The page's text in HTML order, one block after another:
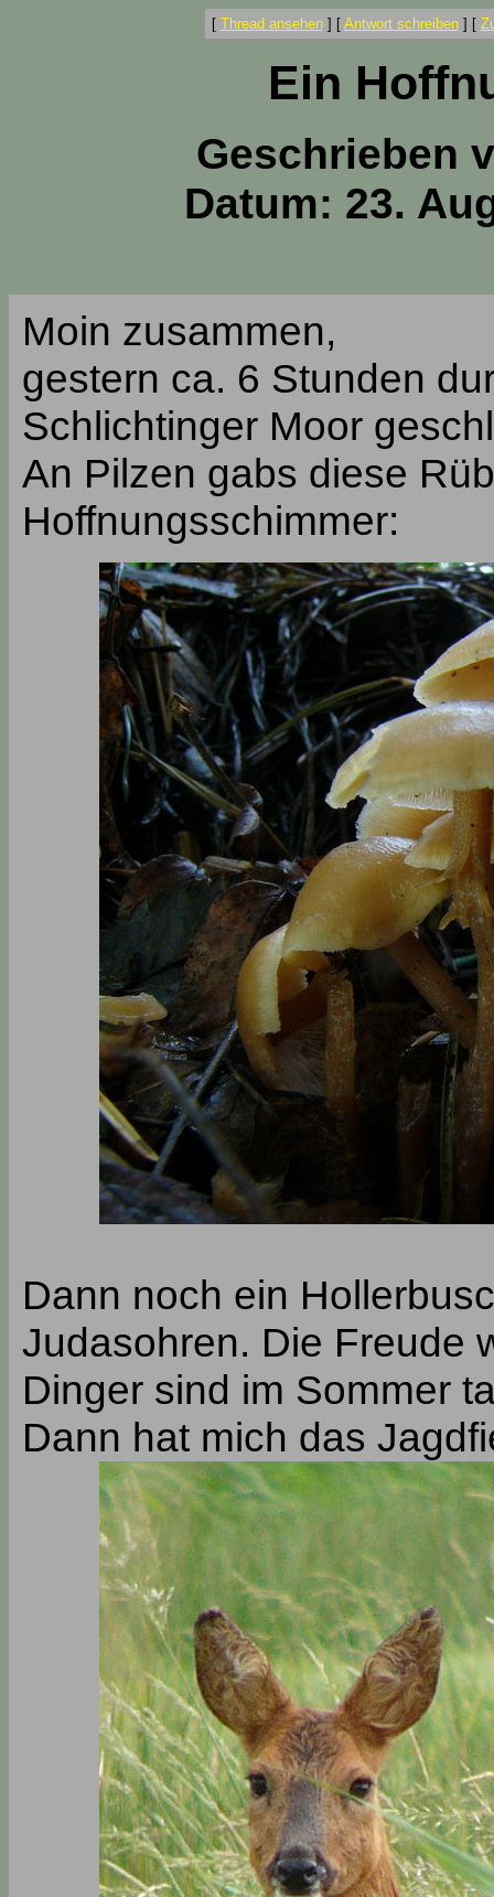
[ Thread ansehen] [ Antwort schreiben] [
Ein
Geschrieben
Datum: 23.
Moin zusammen,
gestern ca. 6 Stunden
Schlichtinger Moor
An Pilzen gabs diese
Hoffnungsschimmer:
Dann noch ein
Judasohren. Die Freude
Dinger sind im Sommer
Dann hat mich das